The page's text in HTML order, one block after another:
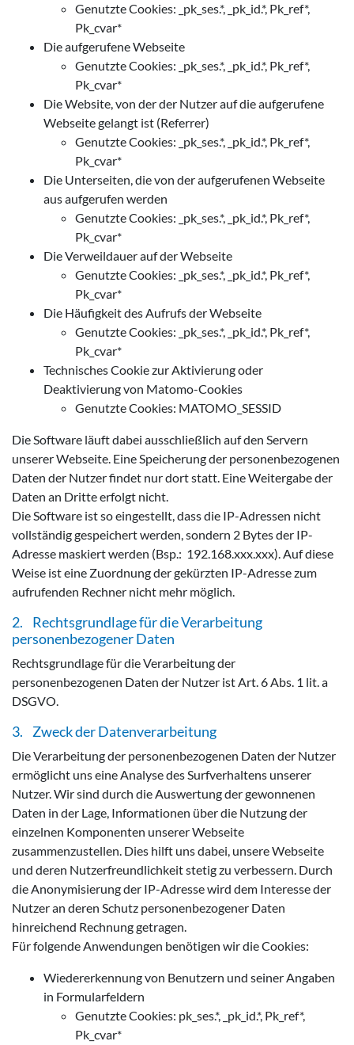
Genutzte Cookies: _pk_ses.*, _pk_id.*, Pk_ref*,
Pk_cvar*
Die aufgerufene Webseite
Genutzte Cookies: _pk_ses.*, _pk_id.*, Pk_ref*,
Pk_cvar*
Die Website, von der der Nutzer auf die aufgerufene
Webseite gelangt ist (Referrer)
Genutzte Cookies: _pk_ses.*, _pk_id.*, Pk_ref*,
Pk_cvar*
Die Unterseiten, die von der aufgerufenen Webseite
aus aufgerufen werden
Genutzte Cookies: _pk_ses.*, _pk_id.*, Pk_ref*,
Pk_cvar*
Die Verweildauer auf der Webseite
Genutzte Cookies: _pk_ses.*, _pk_id.*, Pk_ref*,
Pk_cvar*
Die Häufigkeit des Aufrufs der Webseite
Genutzte Cookies: _pk_ses.*, _pk_id.*, Pk_ref*,
Pk_cvar*
Technisches Cookie zur Aktivierung oder
Deaktivierung von Matomo-Cookies
Genutzte Cookies: MATOMO_SESSID
Die Software läuft dabei ausschließlich auf den Servern
unserer Webseite. Eine Speicherung der personenbezogenen
Daten der Nutzer findet nur dort statt. Eine Weitergabe der
Daten an Dritte erfolgt nicht.
Die Software ist so eingestellt, dass die IP-Adressen nicht
vollständig gespeichert werden, sondern 2 Bytes der IP-
Adresse maskiert werden (Bsp.: 192.168.xxx.xxx). Auf diese
Weise ist eine Zuordnung der gekürzten IP-Adresse zum
aufrufenden Rechner nicht mehr möglich.
2. Rechtsgrundlage für die Verarbeitung
personenbezogener Daten
Rechtsgrundlage für die Verarbeitung der
personenbezogenen Daten der Nutzer ist Art. 6 Abs. 1 lit. a
DSGVO.
3. Zweck der Datenverarbeitung
Die Verarbeitung der personenbezogenen Daten der Nutzer
ermöglicht uns eine Analyse des Surfverhaltens unserer
Nutzer. Wir sind durch die Auswertung der gewonnenen
Daten in der Lage, Informationen über die Nutzung der
einzelnen Komponenten unserer Webseite
zusammenzustellen. Dies hilft uns dabei, unsere Webseite
und deren Nutzerfreundlichkeit stetig zu verbessern. Durch
die Anonymisierung der IP-Adresse wird dem Interesse der
Nutzer an deren Schutz personenbezogener Daten
hinreichend Rechnung getragen.
Für folgende Anwendungen benötigen wir die Cookies:
Wiedererkennung von Benutzern und seiner Angaben
in Formularfeldern
Genutzte Cookies: pk_ses.*, _pk_id.*, Pk_ref*,
Pk_cvar*